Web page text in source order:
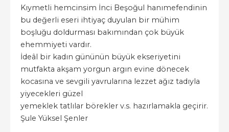
Kıymetli hemcinsim İnci Beşoğul hanımefendinin
bu değerli eseri ihtiyaç duyulan bir mühim
boşluğu doldurması bakımından çok büyük
ehemmiyeti vardır.
İdeâl bir kadın gününün büyük ekseriyetini
mutfakta akşam yorgun argın evine dönecek
kocasına ve sevgili yavrularına lezzet ağız tadıyla
yiyecekleri güzel
yemeklek tatlılar börekler v.s. hazırlamakla geçirir.
Şule Yüksel Şenler